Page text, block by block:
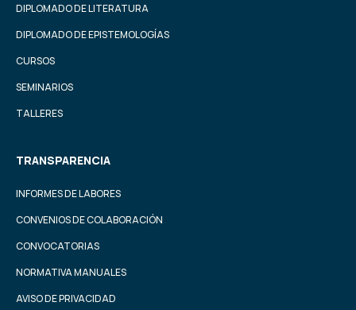
DIPLOMADO DE LITERATURA
DIPLOMADO DE EPISTEMOLOGÍAS
CURSOS
SEMINARIOS
TALLERES
TRANSPARENCIA
INFORMES DE LABORES
CONVENIOS DE COLABORACIÓN
CONVOCATORIAS
NORMATIVA MANUALES
AVISO DE PRIVACIDAD